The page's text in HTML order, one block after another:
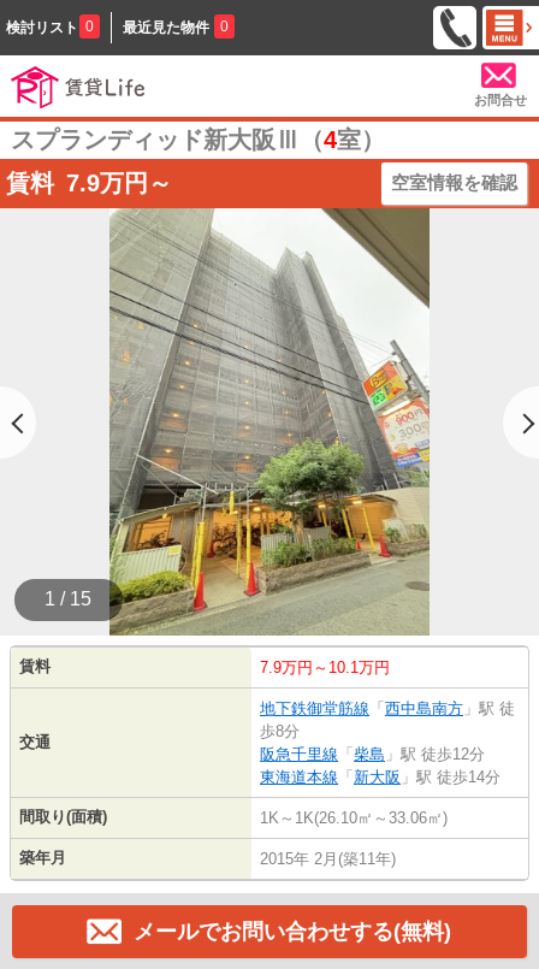
検討リスト 0 最近見た物件 0
お問合せ
スプランディッド新大阪Ⅲ（4室）
賃料 7.9万円～ 空室情報を確認
1 / 15
賃料 7.9万円～10.1万円
交通
地下鉄御堂筋線 「 西中島南方 」駅 徒
歩8分
阪急千里線 「 柴島 」駅 徒歩12分
東海道本線 「 新大阪 」駅 徒歩14分
間取り(面積) 1K～1K(26.10㎡～33.06㎡)
築年月 2015年 2月(築11年)
メールでお問い合わせする(無料)